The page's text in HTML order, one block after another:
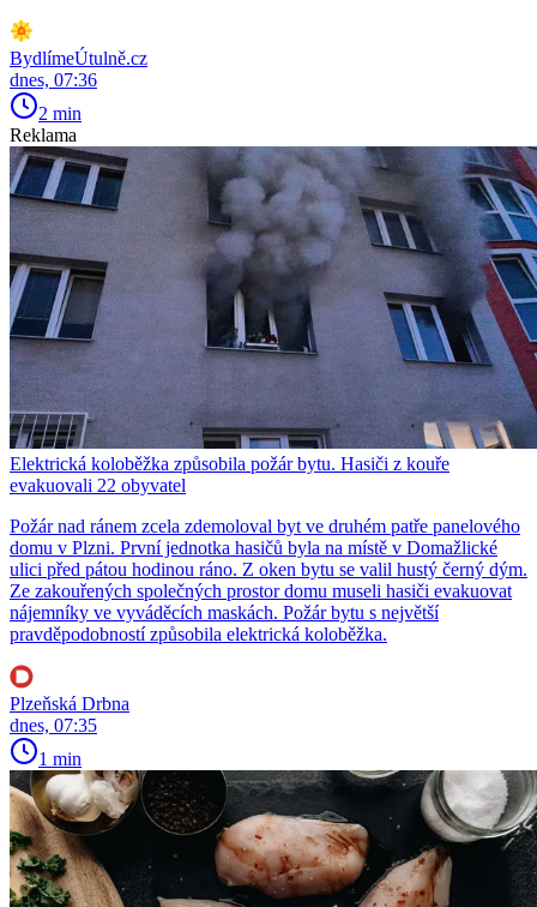
BydlímeÚtulně.cz
dnes, 07:36
2 min
Reklama
Elektrická koloběžka způsobila požár bytu. Hasiči z kouře
evakuovali 22 obyvatel
Požár nad ránem zcela zdemoloval byt ve druhém patře panelového
domu v Plzni. První jednotka hasičů byla na místě v Domažlické
ulici před pátou hodinou ráno. Z oken bytu se valil hustý černý dým.
Ze zakouřených společných prostor domu museli hasiči evakuovat
nájemníky ve vyváděcích maskách. Požár bytu s největší
pravděpodobností způsobila elektrická koloběžka.
Plzeňská Drbna
dnes, 07:35
1 min